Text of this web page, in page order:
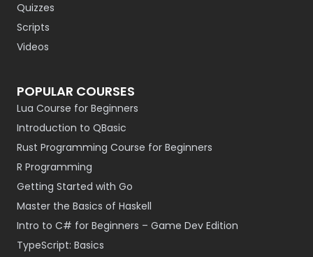
Quizzes
Scripts
Videos
POPULAR COURSES
Lua Course for Beginners
Introduction to QBasic
Rust Programming Course for Beginners
R Programming
Getting Started with Go
Master the Basics of Haskell
Intro to C# for Beginners – Game Dev Edition
TypeScript: Basics